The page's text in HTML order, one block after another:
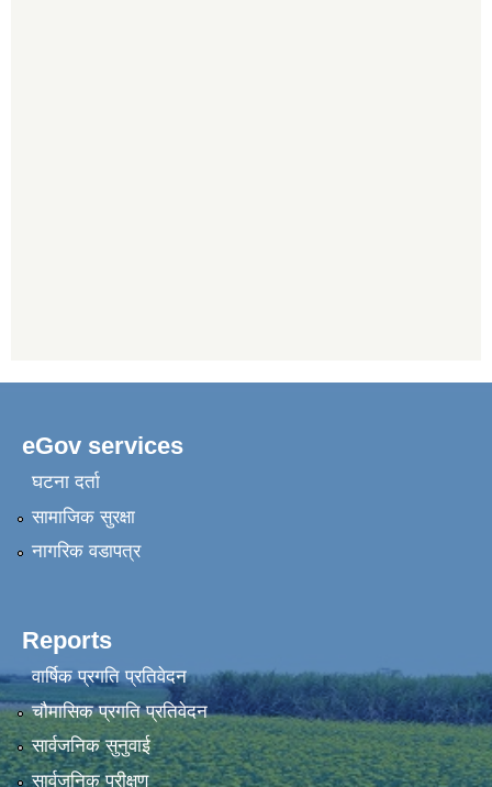
eGov services
घटना दर्ता
सामाजिक सुरक्षा
नागरिक वडापत्र
Reports
वार्षिक प्रगति प्रतिवेदन
चौमासिक प्रगति प्रतिवेदन
सार्वजनिक सुनुवाई
सार्वजनिक परीक्षण